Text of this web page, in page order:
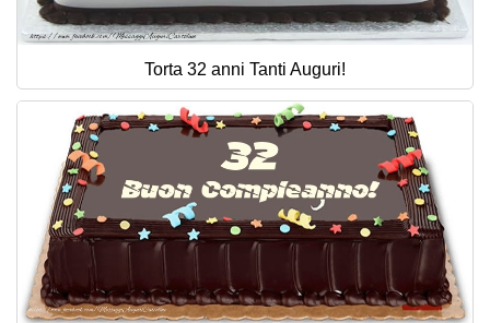
Torta 32 anni Tanti Auguri!